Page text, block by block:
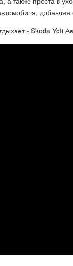
- Skoda Yeti